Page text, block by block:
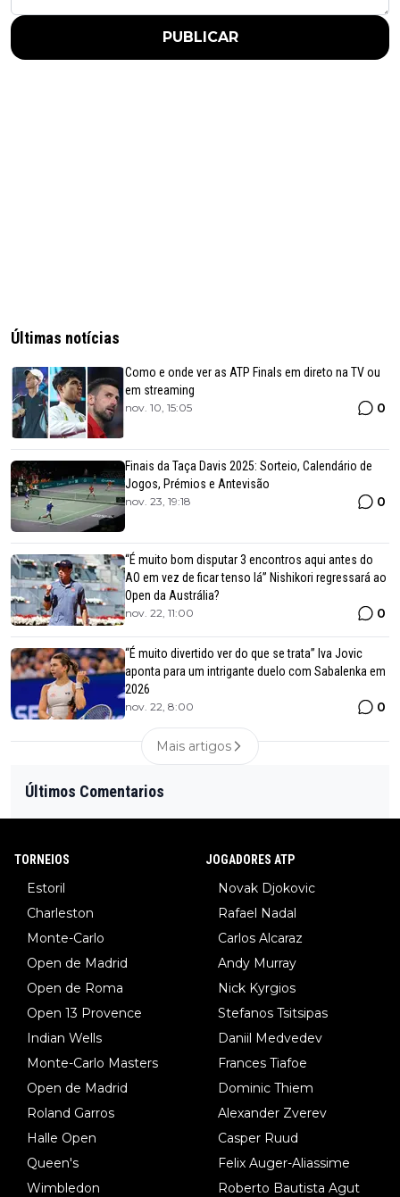
PUBLICAR
Últimas notícias
Como e onde ver as ATP Finals em direto na TV ou
em streaming
nov. 10, 15:05 0
Finais da Taça Davis 2025: Sorteio, Calendário de
Jogos, Prémios e Antevisão
nov. 23, 19:18 0
“É muito bom disputar 3 encontros aqui antes do
AO em vez de ficar tenso lá” Nishikori regressará ao
Open da Austrália?
nov. 22, 11:00 0
“É muito divertido ver do que se trata” Iva Jovic
aponta para um intrigante duelo com Sabalenka em
2026
nov. 22, 8:00 0
Mais artigos
Últimos Comentarios
TORNEIOS
Estoril
Charleston
Monte-Carlo
Open de Madrid
Open de Roma
Open 13 Provence
Indian Wells
Monte-Carlo Masters
Open de Madrid
Roland Garros
Halle Open
Queen's
Wimbledon
JOGADORES ATP
Novak Djokovic
Rafael Nadal
Carlos Alcaraz
Andy Murray
Nick Kyrgios
Stefanos Tsitsipas
Daniil Medvedev
Frances Tiafoe
Dominic Thiem
Alexander Zverev
Casper Ruud
Felix Auger-Aliassime
Roberto Bautista Agut